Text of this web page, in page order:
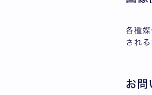
各種
され
お問